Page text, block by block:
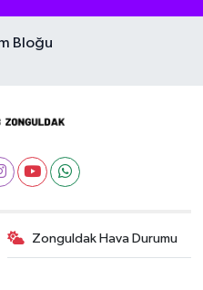
Zonguldak Hava Durumu